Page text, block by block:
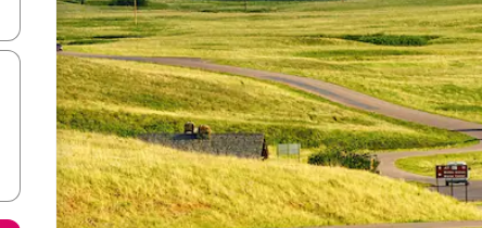
ನ್ಯಾವಿಗೇಟ್ ಮಾಡಿ ಅಥವಾ ಸ್ಪರ್ಶ ಅಥವಾ ಸ್ವೈಪ್ ಗೆಸ್ಚರ್‌ಗಳ ಮೂಲಕ ಅನ್ವೇಷಿಸಿ.